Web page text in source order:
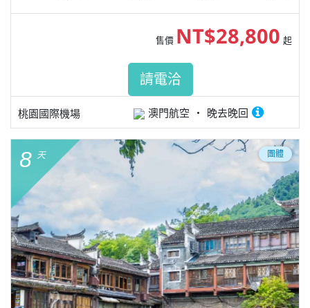
桃園國際機場 澳門航空 晚去晚回
售價 NT$28,800 起
請電洽
8 天 團體